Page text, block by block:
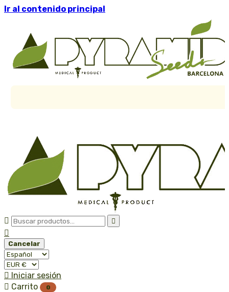
Ir al contenido principal
 

Cancelar
 Iniciar sesión
 Carrito 0